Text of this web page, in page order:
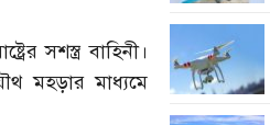
সশস্ত্র বাহিনী।
মহড়ার মাধ্যমে